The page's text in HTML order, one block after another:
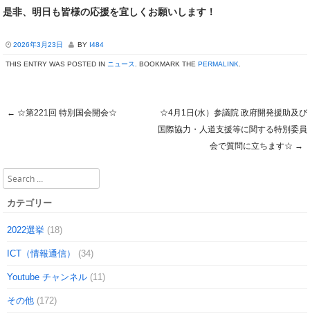
是非、明日も皆様の応援を宜しくお願いします！
2026年3月23日 BY I484
THIS ENTRY WAS POSTED IN ニュース . BOOKMARK THE PERMALINK
← ☆第221回 特別国会開会☆
☆4月1日(水）参議院 政府開発援助及び
国際協力・人道支援等に関する特別委員
会で質問に立ちます☆ →
Search
カテゴリー
2022選挙 (18)
ICT（情報通信） (34)
Youtube チャンネル (11)
その他 (172)